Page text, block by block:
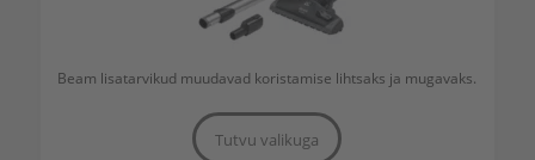
Beam lisatarvikud muudavad koristamise lihtsaks ja mugavaks.
Tutvu valikuga